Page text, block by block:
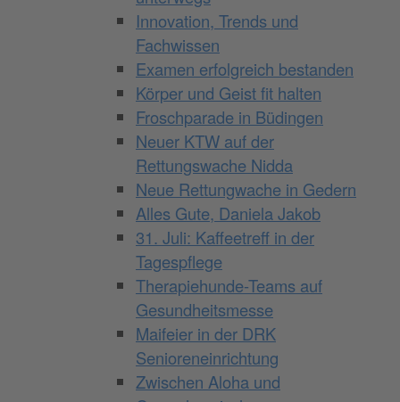
Innovation, Trends und
Fachwissen
Examen erfolgreich bestanden
Körper und Geist fit halten
Froschparade in Büdingen
Neuer KTW auf der
Rettungswache Nidda
Neue Rettungwache in Gedern
Alles Gute, Daniela Jakob
31. Juli: Kaffeetreff in der
Tagespflege
Therapiehunde-Teams auf
Gesundheitsmesse
Maifeier in der DRK
Senioreneinrichtung
Zwischen Aloha und